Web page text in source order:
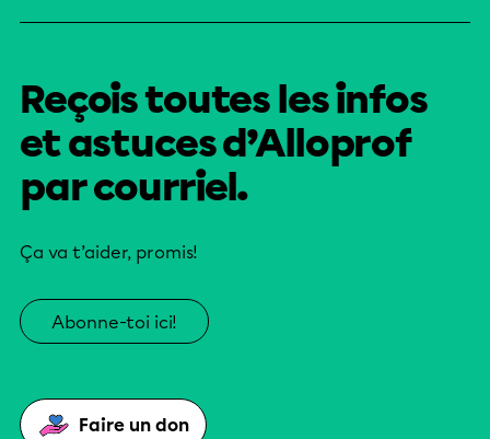
Reçois toutes les infos
et astuces d’Alloprof
par courriel.
Ça va t’aider, promis!
Abonne-toi ici!
Faire un don